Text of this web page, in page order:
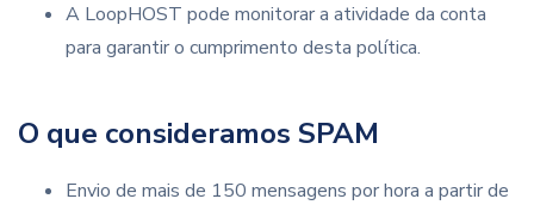
A LoopHOST pode monitorar a atividade da conta
para garantir o cumprimento desta política.
O que consideramos SPAM
Envio de mais de 150 mensagens por hora a partir de